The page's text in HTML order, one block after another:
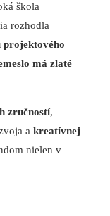
škola
rozhodla
má zlaté
zručností,
a kreatívnej
nielen v